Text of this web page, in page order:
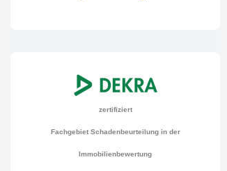
zertifiziert
Fachgebiet Schadenbeurteilung in der
Immobilienbewertung